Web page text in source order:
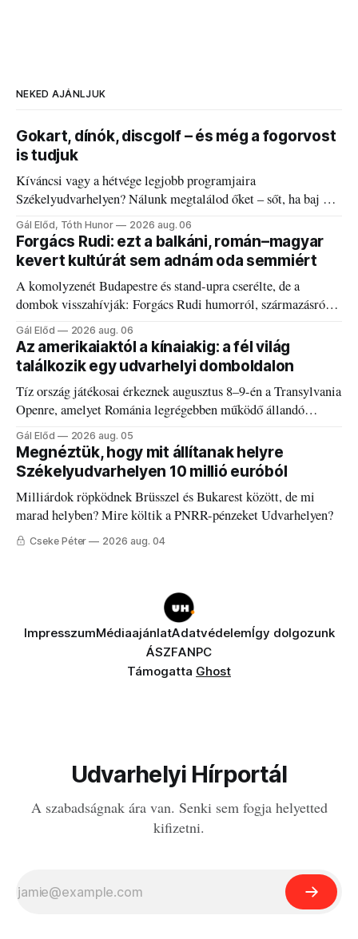
NEKED AJÁNLJUK
Gokart, dínók, discgolf – és még a fogorvost
is tudjuk
Kíváncsi vagy a hétvége legjobb programjaira
Székelyudvarhelyen? Nálunk megtalálod őket – sőt, ha baj van
a fogaddal, a fogorvosi ügyeletet is!
Gál Előd, Tóth Hunor 2026 aug. 06
Forgács Rudi: ezt a balkáni, román–magyar
kevert kultúrát sem adnám oda semmiért
A komolyzenét Budapestre és stand-upra cserélte, de a
dombok visszahívják: Forgács Rudi humorról, származásról
és határokról.
Gál Előd 2026 aug. 06
Az amerikaiaktól a kínaiakig: a fél világ
találkozik egy udvarhelyi domboldalon
Tíz ország játékosai érkeznek augusztus 8–9-én a Transylvania
Openre, amelyet Románia legrégebben működő állandó
discgolfpályáján rendeznek meg.
Gál Előd 2026 aug. 05
Megnéztük, hogy mit állítanak helyre
Székelyudvarhelyen 10 millió euróból
Milliárdok röpködnek Brüsszel és Bukarest között, de mi
marad helyben? Mire költik a PNRR-pénzeket Udvarhelyen?
Cseke Péter 2026 aug. 04
ImpresszumMédiaajánlatAdatvédelemÍgy dolgozunk
ÁSZFANPC
Támogatta Ghost
Udvarhelyi Hírportál
A szabadságnak ára van. Senki sem fogja helyetted
kifizetni.